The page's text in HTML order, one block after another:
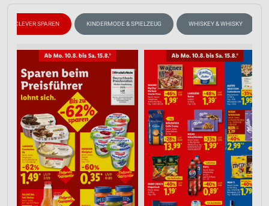
CLEVER SPAREN KINDERMODE & SPIELZEUG WHISKEY & WHISKY